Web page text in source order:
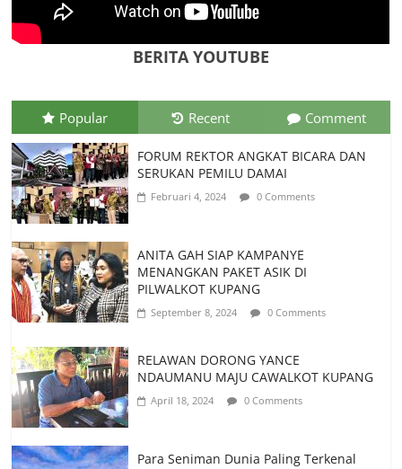
Jadi Warisan Budaya Takbenda
Juli 26, 2026 0 Comments
BERITA YOUTUBE
Popular Recent Comment
FORUM REKTOR ANGKAT BICARA DAN
SERUKAN PEMILU DAMAI
Februari 4, 2024 0 Comments
ANITA GAH SIAP KAMPANYE
MENANGKAN PAKET ASIK DI
PILWALKOT KUPANG
September 8, 2024 0 Comments
RELAWAN DORONG YANCE
NDAUMANU MAJU CAWALKOT KUPANG
April 18, 2024 0 Comments
Para Seniman Dunia Paling Terkenal